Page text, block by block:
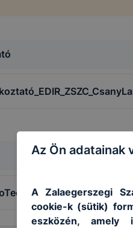
Az Ön adatainak
A Zalaegerszegi
cookie-k (sütik)
eszközén, amely